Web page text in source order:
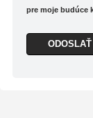
pre moje budúce